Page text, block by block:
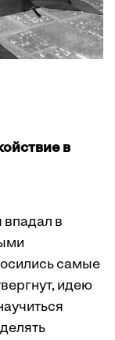
в
в
самые
идею